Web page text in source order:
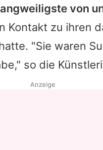
von
Kontakt zu ihren
"Sie waren
so die
Anzeige